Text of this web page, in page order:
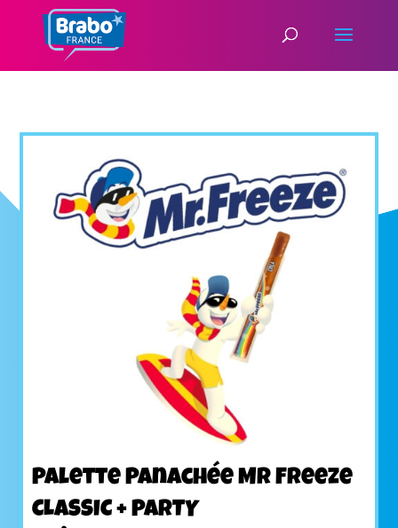
Palette Panachée Mr Freeze
CLASSIC + PARTY